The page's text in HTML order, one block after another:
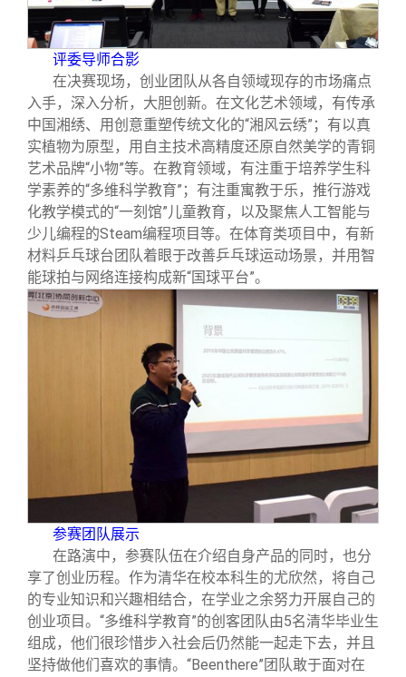
评委导师合影
在决赛现场，创业团队从各自领域现存的市场痛点
入手，深入分析，大胆创新。在文化艺术领域，有传承
中国湘绣、用创意重塑传统文化的“湘风云绣”；有以真
实植物为原型，用自主技术高精度还原自然美学的青铜
艺术品牌“小物”等。在教育领域，有注重于培养学生科
学素养的“多维科学教育”；有注重寓教于乐，推行游戏
化教学模式的“一刻馆”儿童教育，以及聚焦人工智能与
少儿编程的Steam编程项目等。在体育类项目中，有新
材料乒乓球台团队着眼于改善乒乓球运动场景，并用智
能球拍与网络连接构成新“国球平台”。
参赛团队展示
在路演中，参赛队伍在介绍自身产品的同时，也分
享了创业历程。作为清华在校本科生的尤欣然，将自己
的专业知识和兴趣相结合，在学业之余努力开展自己的
创业项目。“多维科学教育”的创客团队由5名清华毕业生
组成，他们很珍惜步入社会后仍然能一起走下去，并且
坚持做他们喜欢的事情。“Beenthere”团队敢于面对在